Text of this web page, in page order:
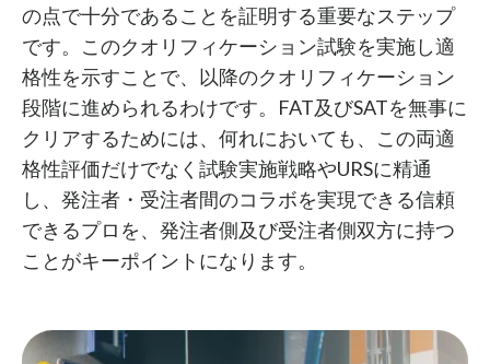
の点で十分であることを証明する重要なステップ
です。このクオリフィケーション試験を実施し適
格性を示すことで、以降のクオリフィケーション
段階に進められるわけです。FAT及びSATを無事に
クリアするためには、何れにおいても、この両適
格性評価だけでなく試験実施戦略やURSに精通
し、発注者・受注者間のコラボを実現できる信頼
できるプロを、発注者側及び受注者側双方に持つ
ことがキーポイントになります。